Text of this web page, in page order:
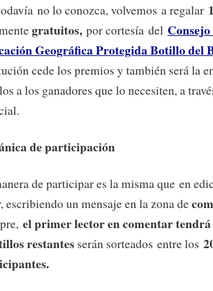
no lo conozca, volvemos a regalar
gratuitos, por cortesía del
Geográfica Protegida Botillo del
cede los premios y también será la
a los ganadores que lo necesiten, a
de participación
de participar es la misma que en
escribiendo un mensaje en la zona de
el primer lector en comentar
restantes serán sorteados entre los